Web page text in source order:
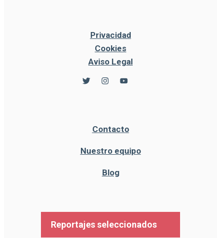
Privacidad
Cookies
Aviso Legal
Contacto
Nuestro equipo
Blog
Reportajes seleccionados